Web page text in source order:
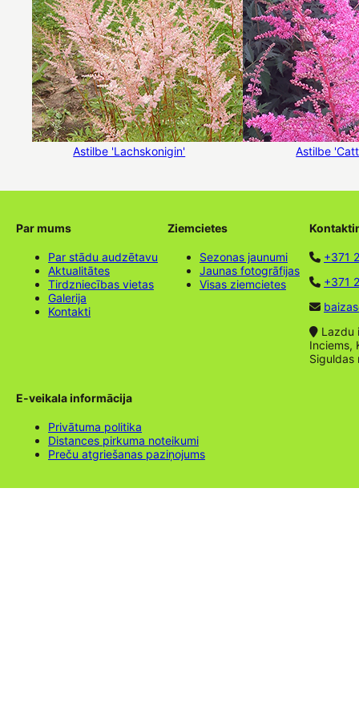
Astilbe 'Lachskonigin' Astilbe
Par mums
Par stādu audzētavu
Aktualitātes
Tirdzniecības vietas
Galerija
Kontakti
Ziemcietes
Sezonas jaunumi
Jaunas fotogrāfijas
Visas ziemcietes
+371
+371
Lazdu
Inciems,
Siguldas
E-veikala informācija
Privātuma politika
Distances pirkuma noteikumi
Preču atgriešanas paziņojums